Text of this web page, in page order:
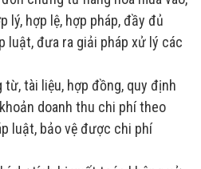
lý, hợp lệ, hợp pháp, đầy đủ
luật, đưa ra giải pháp xử lý các
tài liệu, hợp đồng, quy định
doanh thu chi phí theo
luật, bảo vệ được chi phí